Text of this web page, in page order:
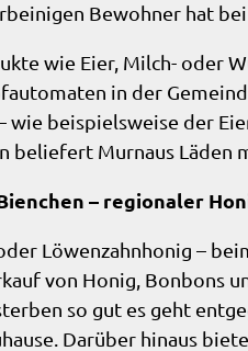
Bewohner hat
wie Eier, Milch- oder
in der
wie beispielsweise der
beliefert Murnaus Läden
– regionaler
Löwenzahnhonig –
von Honig, Bonbons
so gut es geht
Darüber hinaus